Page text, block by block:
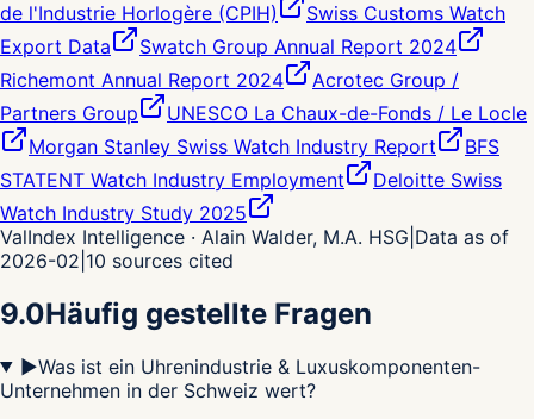
de l'Industrie Horlogère (CPIH)
Swiss Customs Watch
Export Data
Swatch Group Annual Report 2024
Richemont Annual Report 2024
Acrotec Group /
Partners Group
UNESCO La Chaux-de-Fonds / Le Locle
Morgan Stanley Swiss Watch Industry Report
BFS
STATENT Watch Industry Employment
Deloitte Swiss
Watch Industry Study 2025
ValIndex Intelligence · Alain Walder, M.A. HSG Data as of
2026-02 10 sources cited
9.0Häufig gestellte Fragen
▶Was ist ein Uhrenindustrie & Luxuskomponenten-
Unternehmen in der Schweiz wert?